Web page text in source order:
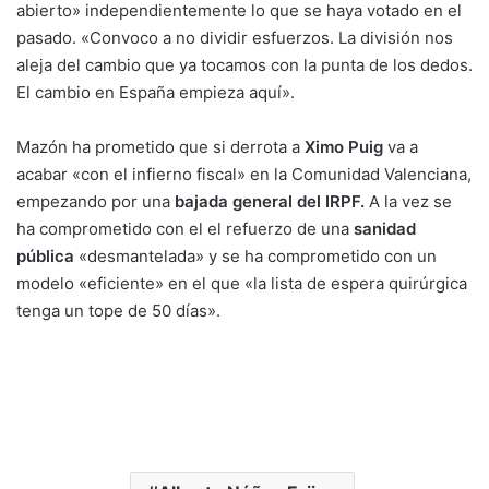
abierto» independientemente lo que se haya votado en el
pasado. «Convoco a no dividir esfuerzos. La división nos
aleja del cambio que ya tocamos con la punta de los dedos.
El cambio en España empieza aquí».
Mazón ha prometido que si derrota a Ximo Puig va a
acabar «con el infierno fiscal» en la Comunidad Valenciana,
empezando por una bajada general del IRPF. A la vez se
ha comprometido con el el refuerzo de una sanidad
pública «desmantelada» y se ha comprometido con un
modelo «eficiente» en el que «la lista de espera quirúrgica
tenga un tope de 50 días».